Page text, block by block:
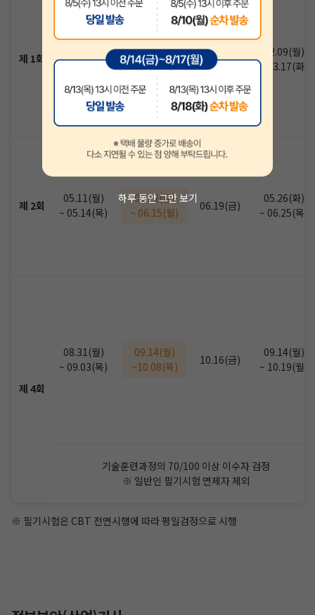
하루 동안 그만 보기
제 1회
~ 01.29(목)
02.09(월)
~ 03.06(금)
03.13(금)
02.09(월)
~ 03.17(화)
제 2회
05.11(월)
~ 05.14(목)
05.22(금)
~ 06.15(월)
06.19(금)
05.26(화)
~ 06.25(목)
제 4회
08.31(월)
~ 09.03(목)
09.14(월)
~10.08(목)
10.16(금)
09.14(월)
~ 10.19(월)
기술훈련과정의 70/100 이상 이수자 검정
※ 일반인 필기시험 면제자 제외
※ 필기시험은 CBT 전면시행에 따라 평일검정으로 시행